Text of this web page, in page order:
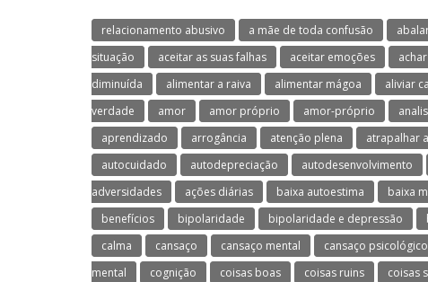
relacionamento abusivo a mãe de toda confusão
situação
aceitar as suas falhas aceitar emoções
diminuída
alimentar a raiva alimentar mágoa aliviar
verdade
amor amor próprio amor-próprio
aprendizado
arrogância atenção plena atrapalhar
autocuidado
autodepreciação autodesenvolvimento
adversidades
ações diárias baixa autoestima baixa
benefícios
bipolaridade bipolaridade e depressão
calma
cansaço cansaço mental cansaço psicológico
mental
cognição coisas boas coisas ruins coisas